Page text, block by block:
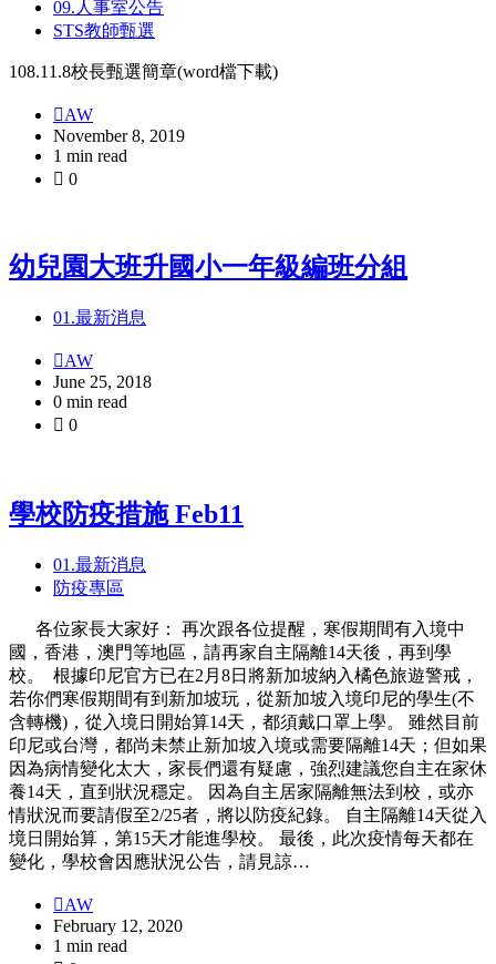
09.人事室公告
STS教師甄選
108.11.8校長甄選簡章(word檔下載)
AW
November 8, 2019
1 min read
0
幼兒園大班升國小一年級編班分組
01.最新消息
AW
June 25, 2018
0 min read
0
學校防疫措施 Feb11
01.最新消息
防疫專區
各位家長大家好： 再次跟各位提醒，寒假期間有入境中
國，香港，澳門等地區，請再家自主隔離14天後，再到學
校。 根據印尼官方已在2月8日將新加坡納入橘色旅遊警戒，
若你們寒假期間有到新加坡玩，從新加坡入境印尼的學生(不
含轉機)，從入境日開始算14天，都須戴口罩上學。 雖然目前
印尼或台灣，都尚未禁止新加坡入境或需要隔離14天；但如果
因為病情變化太大，家長們還有疑慮，強烈建議您自主在家休
養14天，直到狀況穩定。 因為自主居家隔離無法到校，或亦
情狀況而要請假至2/25者，將以防疫紀錄。 自主隔離14天從入
境日開始算，第15天才能進學校。 最後，此次疫情每天都在
變化，學校會因應狀況公告，請見諒…
AW
February 12, 2020
1 min read